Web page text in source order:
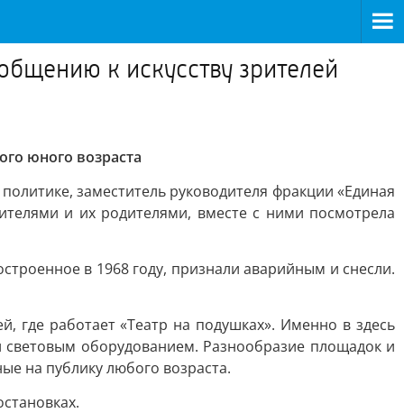
к искусству зрителей
юного возраста
заместитель руководителя фракции «Единая
и их родителями, вместе с ними посмотрела
в 1968 году, признали аварийным и снесли.
где работает «Театр на подушках». Именно в здесь
оборудованием. Разнообразие площадок и
на публику любого возраста.